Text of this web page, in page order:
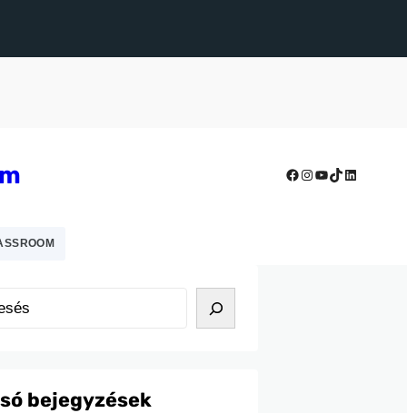
Facebook
Instagram
YouTube
TikTok
LinkedIn
bejegyzések